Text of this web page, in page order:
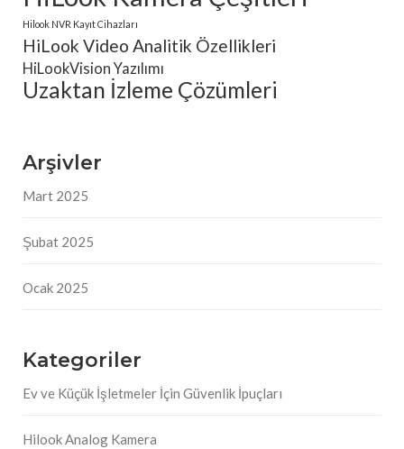
Hilook NVR Kayıt Cihazları
HiLook Video Analitik Özellikleri
HiLookVision Yazılımı
Uzaktan İzleme Çözümleri
Arşivler
Mart 2025
Şubat 2025
Ocak 2025
Kategoriler
Ev ve Küçük İşletmeler İçin Güvenlik İpuçları
Hilook Analog Kamera